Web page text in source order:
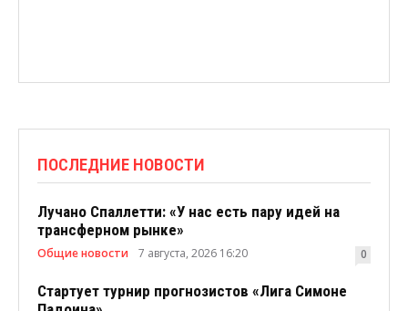
ПОСЛЕДНИЕ НОВОСТИ
Лучано Спаллетти: «У нас есть пару идей на
трансферном рынке»
Общие новости 7 августа, 2026 16:20 0
Стартует турнир прогнозистов «Лига Симоне